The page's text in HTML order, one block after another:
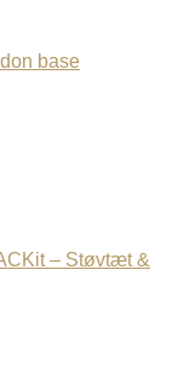
base
– Støvtæt &